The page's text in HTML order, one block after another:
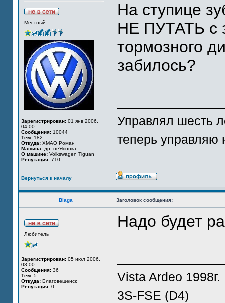
Местный
Зарегистрирован: 01 янв 2006,
04:00
Сообщения: 10044
Тем: 182
Откуда: ХМАО Роман
Машина: др. неЯпонка
О машине: Volkswagen Tiguan
Репутация: 710
На ступице
НЕ ПУТАТЬ с
тормозного
забилось?
Управлял шесть
теперь управляю
Вернуться к началу
Blaga Заголовок сообщения:
Любитель
Зарегистрирован: 05 июл 2006,
03:00
Сообщения: 36
Тем: 5
Откуда: Благовещенск
Репутация: 0
Надо будет
Vista Ardeo 1998г.
3S-FSE (D4)